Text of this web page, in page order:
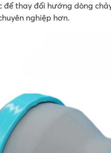
thay đổi hướng dòng
nghiệp hơn.